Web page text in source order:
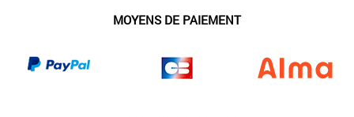
MOYENS DE PAIEMENT